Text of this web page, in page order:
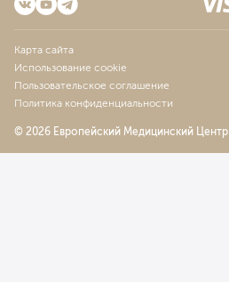
Карта сайта
Использование cookie
Пользовательское соглашение
Политика конфиденциальности
© 2026 Европейский Медицинский Центр